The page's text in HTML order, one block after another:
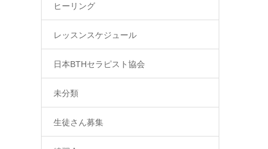
ヒーリング
レッスンスケジュール
日本BTHセラピスト協会
未分類
生徒さん募集